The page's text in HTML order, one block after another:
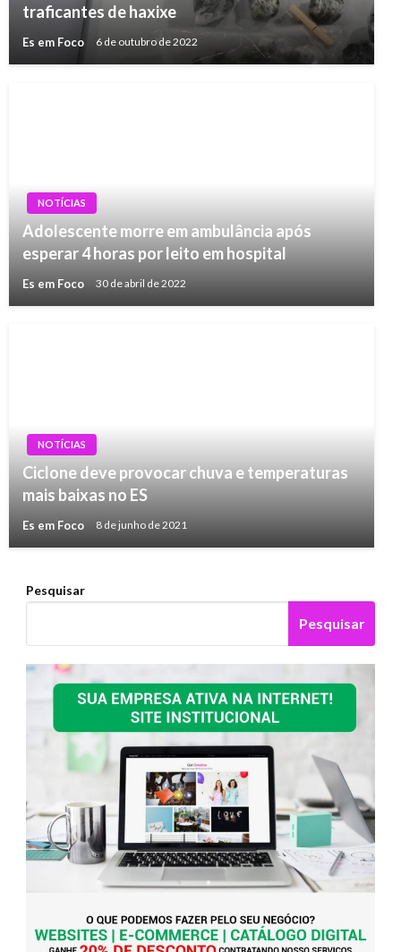
traficantes de haxixe
Es em Foco 6 de outubro de 2022
NOTÍCIAS
Adolescente morre em ambulância após
esperar 4 horas por leito em hospital
Es em Foco 30 de abril de 2022
NOTÍCIAS
Ciclone deve provocar chuva e temperaturas
mais baixas no ES
Es em Foco 8 de junho de 2021
Pesquisar
Pesquisar